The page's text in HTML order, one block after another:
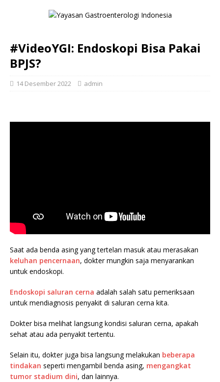
#VideoYGI: Endoskopi Bisa Pakai
BPJS?
14 Desember 2022 admin
Saat ada benda asing yang tertelan masuk atau merasakan
keluhan pencernaan, dokter mungkin saja menyarankan
untuk endoskopi.
Endoskopi saluran cerna adalah salah satu pemeriksaan
untuk mendiagnosis penyakit di saluran cerna kita.
Dokter bisa melihat langsung kondisi saluran cerna, apakah
sehat atau ada penyakit tertentu.
Selain itu, dokter juga bisa langsung melakukan beberapa
tindakan seperti mengambil benda asing, mengangkat
tumor stadium dini, dan lainnya.